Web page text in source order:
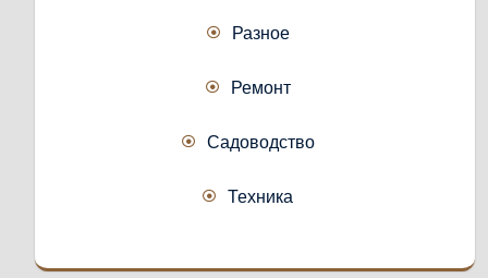
Разное
Ремонт
Садоводство
Техника